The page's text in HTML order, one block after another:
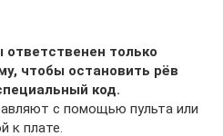
только
чтобы остановить рёв
код.
с помощью пульта или
к плате.